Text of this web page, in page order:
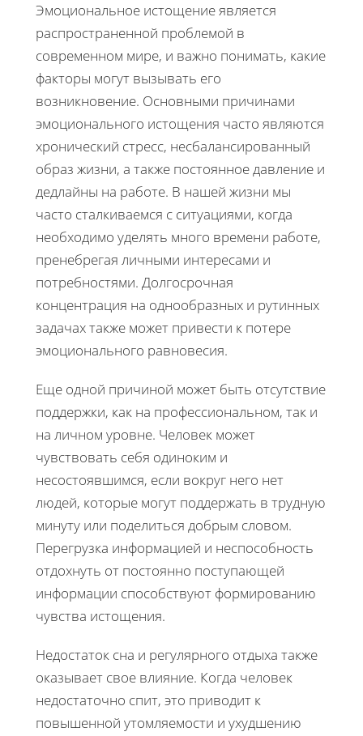
Эмоциональное истощение является
распространенной проблемой в
современном мире, и важно понимать, какие
факторы могут вызывать его
возникновение. Основными причинами
эмоционального истощения часто являются
хронический стресс, несбалансированный
образ жизни, а также постоянное давление и
дедлайны на работе. В нашей жизни мы
часто сталкиваемся с ситуациями, когда
необходимо уделять много времени работе,
пренебрегая личными интересами и
потребностями. Долгосрочная
концентрация на однообразных и рутинных
задачах также может привести к потере
эмоционального равновесия.
Еще одной причиной может быть отсутствие
поддержки, как на профессиональном, так и
на личном уровне. Человек может
чувствовать себя одиноким и
несостоявшимся, если вокруг него нет
людей, которые могут поддержать в трудную
минуту или поделиться добрым словом.
Перегрузка информацией и неспособность
отдохнуть от постоянно поступающей
информации способствуют формированию
чувства истощения.
Недостаток сна и регулярного отдыха также
оказывает свое влияние. Когда человек
недостаточно спит, это приводит к
повышенной утомляемости и ухудшению